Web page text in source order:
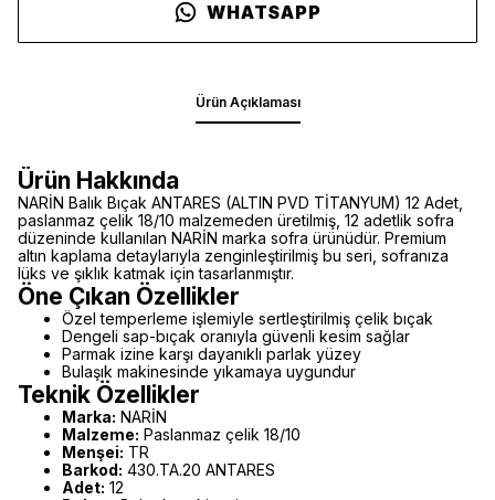
WHATSAPP
Ürün Açıklaması
Ürün Hakkında
NARİN Balık Bıçak ANTARES (ALTIN PVD TİTANYUM) 12 Adet,
paslanmaz çelik 18/10 malzemeden üretilmiş, 12 adetlik sofra
düzeninde kullanılan NARİN marka sofra ürünüdür. Premium
altın kaplama detaylarıyla zenginleştirilmiş bu seri, sofranıza
lüks ve şıklık katmak için tasarlanmıştır.
Öne Çıkan Özellikler
Özel temperleme işlemiyle sertleştirilmiş çelik bıçak
Dengeli sap-bıçak oranıyla güvenli kesim sağlar
Parmak izine karşı dayanıklı parlak yüzey
Bulaşık makinesinde yıkamaya uygundur
Teknik Özellikler
Marka: NARİN
Malzeme: Paslanmaz çelik 18/10
Menşei: TR
Barkod: 430.TA.20 ANTARES
Adet: 12